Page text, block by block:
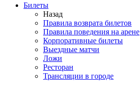
Билеты
Назад
Правила возврата билетов
Правила поведения на арене
Корпоративные билеты
Выездные матчи
Ложи
Ресторан
Трансляции в городе